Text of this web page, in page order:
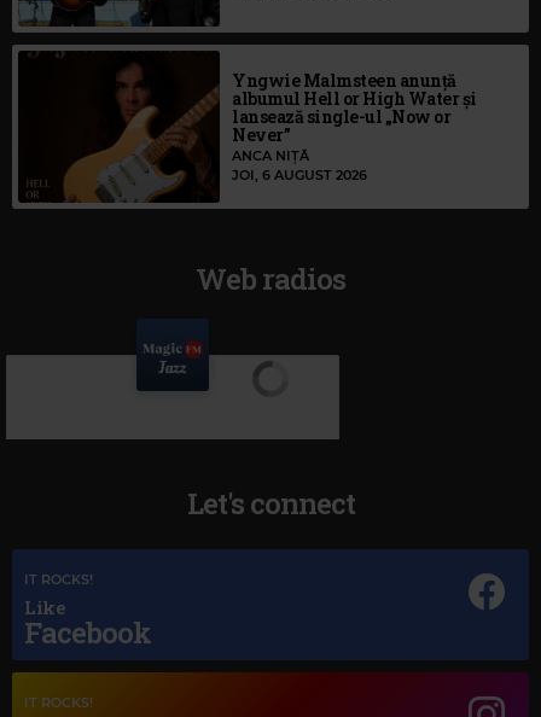
Yngwie Malmsteen anunță
albumul Hell or High Water și
lansează single-ul „Now or
Never”
ANCA NIȚĂ
JOI, 6 AUGUST 2026
Web radios
Let's connect
IT ROCKS!
Like
Facebook
IT ROCKS!